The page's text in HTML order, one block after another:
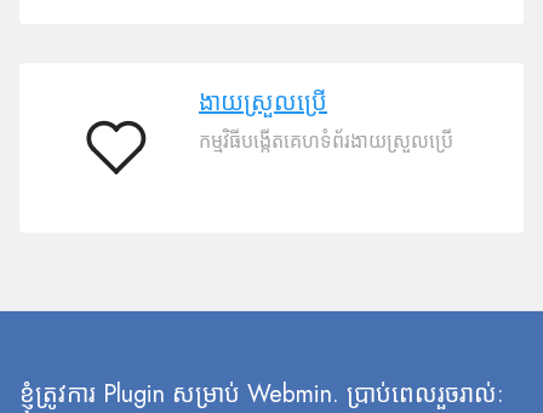
ងាយ
ងាយស្រួល​ប្រើ
កម្មវិធីបង្កើតគេហទំព័រងាយស្រួលប្រើ
ខ្ញុំត្រូវការ Plugin សម្រាប់ Webmin. ប្រាប់ពេលរួចរាល់: